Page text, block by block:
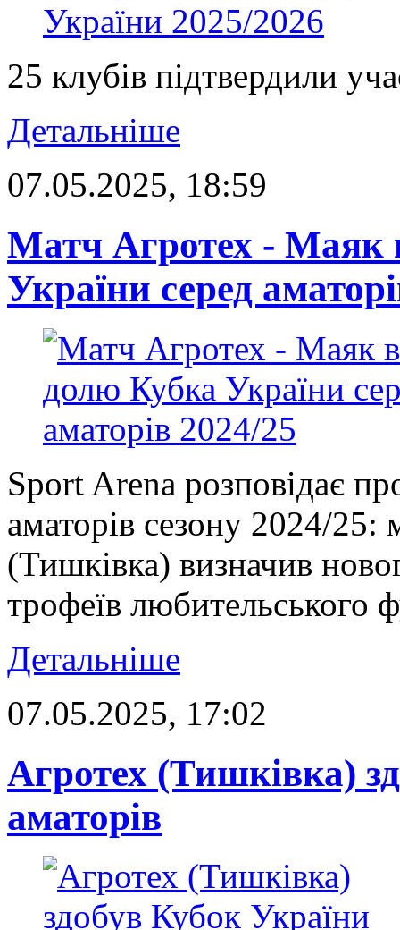
25 клубів підтвердили
Детальніше
07.05.2025, 18:59
Матч Агротех - Маяк
України серед
Sport Arena розповідає
аматорів сезону 2024/
(Тишківка) визначив
трофеїв любительського
Детальніше
07.05.2025, 17:02
Агротех (Тишківка)
аматорів